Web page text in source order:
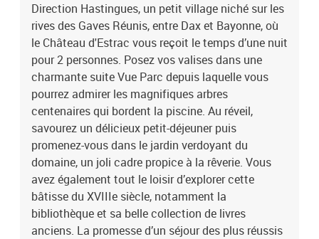
Direction Hastingues, un petit village niché sur les
rives des Gaves Réunis, entre Dax et Bayonne, où
le Château d'Estrac vous reçoit le temps d’une nuit
pour 2 personnes. Posez vos valises dans une
charmante suite Vue Parc depuis laquelle vous
pourrez admirer les magnifiques arbres
centenaires qui bordent la piscine. Au réveil,
savourez un délicieux petit-déjeuner puis
promenez-vous dans le jardin verdoyant du
domaine, un joli cadre propice à la rêverie. Vous
avez également tout le loisir d’explorer cette
bâtisse du XVIIIe siècle, notamment la
bibliothèque et sa belle collection de livres
anciens. La promesse d’un séjour des plus réussis